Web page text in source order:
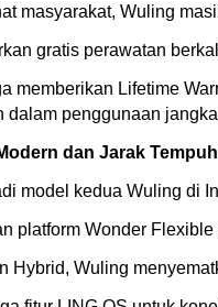
masyarakat, Wuling
gratis perawatan
memberikan Lifetime
dalam penggunaan
dan Jarak
model kedua Wuling di
platform Wonder
Hybrid, Wuling